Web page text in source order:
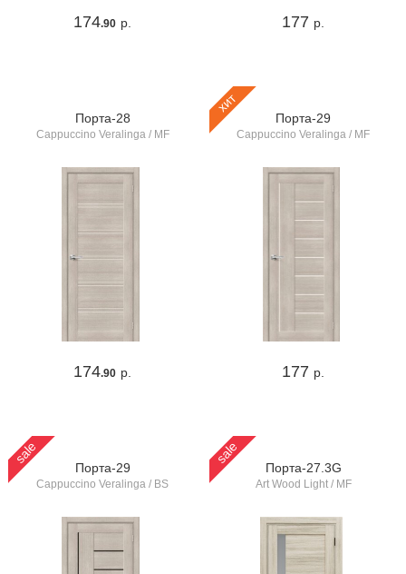
174.90 р. 177 р.
Порта-28
Cappuccino Veralinga / MF
174.90 р.
хит
Порта-29
Cappuccino Veralinga / MF
177 р.
sale
Порта-29
Cappuccino Veralinga / BS
sale
Порта-27.3G
Art Wood Light / MF